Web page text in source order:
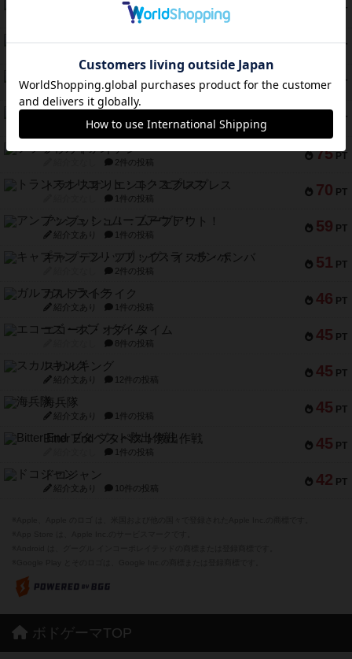
PT
1件の投稿
91 PT
ふたつの城の物語
88 PT
ノームズ・アット・ナイト
紹介文なし 1件の投稿
76 PT
マーリン
紹介文あり 6件の投稿
75 PT
フラットアイアン
2件の投稿
70 PT
トランスオリエント・エクスプレス
1件の投稿
59 PT
アンブッシュ！：ムーブアウト！
紹介文あり 1件の投稿
51 PT
キャプテン・フリップ：イスラ・ボンバ
2件の投稿
46 PT
ガルフストライク
紹介文あり 1件の投稿
45 PT
エコーズ・オブ・タイム
8件の投稿
45 PT
スカルキング
紹介文あり 12件の投稿
45 PT
海兵隊
紹介文あり 1件の投稿
45 PT
Bitter End ブタペスト救出作戦
1件の投稿
42 PT
ドコジャン
紹介文あり 10件の投稿
ボドゲーマTOP